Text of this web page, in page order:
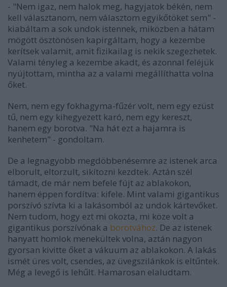
- "Nem igaz, nem halok meg, hagyjatok békén, nem
kell választanom, nem választom egyikőtöket sem" -
kiabáltam a sok undok istennek, miközben a hátam
mögött ösztönösen kapirgáltam, hogy a kezembe
kerítsek valamit, amit fizikailag is nekik szegezhetek.
Valami tényleg a kezembe akadt, és azonnal feléjük
nyújtottam, mintha az a valami megállíthatta volna
őket.
Nem, nem egy fokhagyma-fűzér volt, nem egy ezüst
tű, nem egy kihegyezett karó, nem egy kereszt,
hanem egy borotva. "Na hát ezt a hajamra is
kenhetem" - gondoltam.
De a legnagyobb megdöbbenésemre az istenek arca
elborult, eltorzult, sikítozni kezdtek. Aztán szél
támadt, de már nem befele fújt az ablakokon,
hanem éppen fordítva: kifele. Mint valami gigantikus
porszívó szívta ki a lakásomból az undok kártevőket.
Nem tudom, hogy ezt mi okozta, mi köze volt a
gigantikus porszívónak a borotvához. De az istenek
hanyatt homlok menekültek volna, aztán nagyon
gyorsan kivitte őket a vákuum az ablakokon. A lakás
ismét üres volt, csendes, az üvegszilánkok is eltűntek.
Még a levegő is lehűlt. Hamarosan elaludtam.